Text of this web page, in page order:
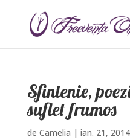
Sfintenie,
suflet frumos
de Camelia | ian. 21, 2014